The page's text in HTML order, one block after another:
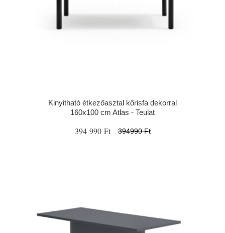
Kinyitható étkezőasztal kőrisfa dekorral
160x100 cm Atlas - Teulat
394 990 Ft 394990 Ft